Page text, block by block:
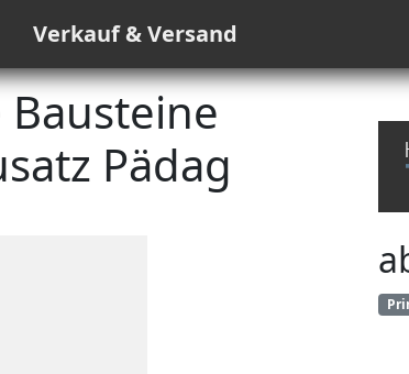
Verkauf & Versand
Pädag